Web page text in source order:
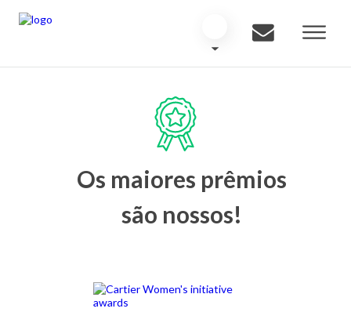
Os maiores prêmios
são nossos!